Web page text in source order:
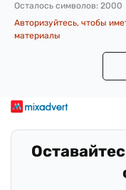
Осталось символов: 2000
Авторизуйтесь, чтобы
материалы